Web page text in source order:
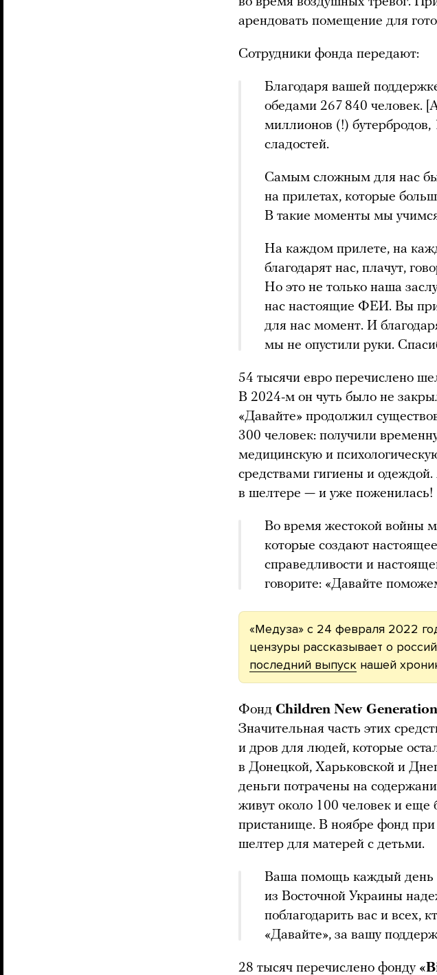
арендовать помещение для
Сотрудники фонда передают:
Благодаря вашей
обедами 267 840 человек.
миллионов (!) бутербродов,
сладостей.
Самым сложным для нас
на прилетах, которые
В такие моменты мы
На каждом прилете, на
благодарят нас, плачут,
Но это не только наша
нас настоящие ФЕИ. Вы
для нас момент. И
мы не опустили руки.
54 тысячи евро перечислено
В 2024-м он чуть было не
«Давайте» продолжил
300 человек: получили
медицинскую и
средствами гигиены и
в шелтере — и уже поженилась!
Во время жестокой войны
которые создают
справедливости и
говорите: «Давайте
«Медуза» с 24 февраля 2022
цензуры рассказывает о
последний выпуск нашей
Фонд Children New Generation
Значительная часть этих
и дров для людей, которые
в Донецкой, Харьковской и
деньги потрачены на
живут около 100 человек и еще
пристанище. В ноябре фонд
шелтер для матерей с детьми.
Ваша помощь каждый день
из Восточной Украины
поблагодарить вас и всех,
«Давайте», за вашу
28 тысяч перечислено фонду